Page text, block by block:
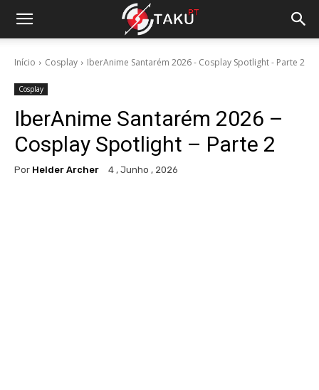
Início Cosplay IberAnime Santarém 2026 - Cosplay Spotlight - Parte 2
Cosplay
IberAnime Santarém 2026 –
Cosplay Spotlight – Parte 2
Por Helder Archer 4 , Junho , 2026